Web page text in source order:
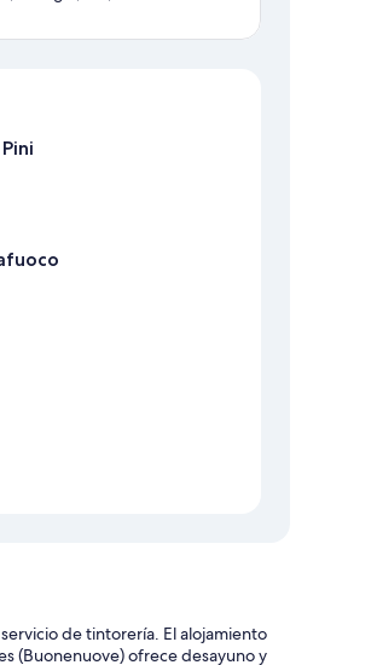
de tintorería. El alojamiento
(Buonenuove) ofrece desayuno y